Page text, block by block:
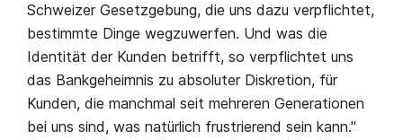
Schweizer Gesetzgebung, die uns dazu verpflichtet,
bestimmte Dinge wegzuwerfen. Und was die
Identität der Kunden betrifft, so verpflichtet uns
das Bankgeheimnis zu absoluter Diskretion, für
Kunden, die manchmal seit mehreren Generationen
bei uns sind, was natürlich frustrierend sein kann."